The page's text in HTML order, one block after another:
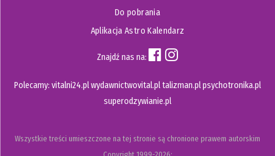
Do pobrania
Aplikacja Astro Kalendarz
Znajdź nas na:
Polecamy: vitalni24.plwydawnictwovital.pltalizman.plpsychotronika.pl
superodzywianie.pl
Wszystkie treści umieszczone na tej stronie są chronione prawem autorskim